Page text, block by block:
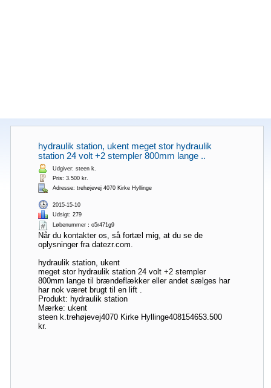
hydraulik station, ukent meget stor hydraulik
station 24 volt +2 stempler 800mm lange ..
Udgiver: steen k.
Pris: 3.500 kr.
Adresse: trehøjevej 4070 Kirke Hyllinge
2015-15-10
Udsigt: 279
Løbenummer：o5r471g9
Når du kontakter os, så fortæl mig, at du se de
oplysninger fra datezr.com.
hydraulik station, ukent
meget stor hydraulik station 24 volt +2 stempler
800mm lange til brændeflækker eller andet sælges har
har nok været brugt til en lift .
Produkt: hydraulik station
Mærke: ukent
steen k.trehøjevej4070 Kirke Hyllinge408154653.500
kr.